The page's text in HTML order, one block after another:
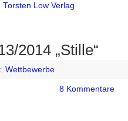
Torsten Low Verlag
2014 „Stille“
, Wettbewerbe
8 Kommentare